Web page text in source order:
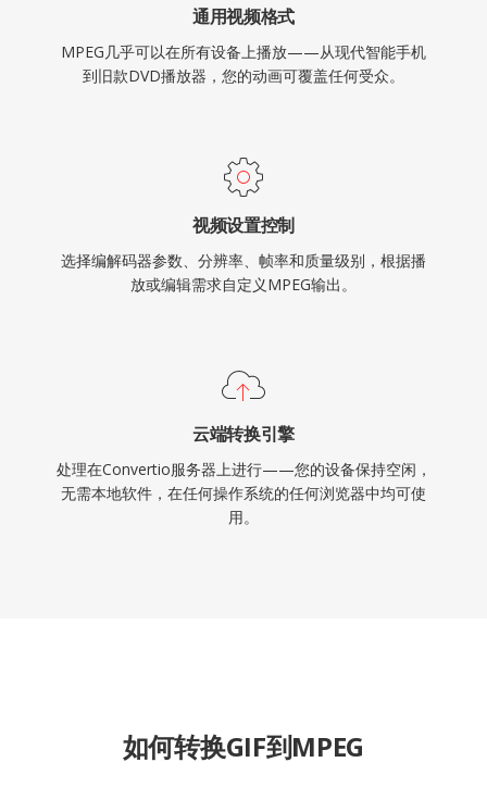
通用视频格式
MPEG几乎可以在所有设备上播放——从现代智能手机
到旧款DVD播放器，您的动画可覆盖任何受众。
视频设置控制
选择编解码器参数、分辨率、帧率和质量级别，根据播
放或编辑需求自定义MPEG输出。
云端转换引擎
处理在Convertio服务器上进行——您的设备保持空闲，
无需本地软件，在任何操作系统的任何浏览器中均可使
用。
如何转换GIF到MPEG